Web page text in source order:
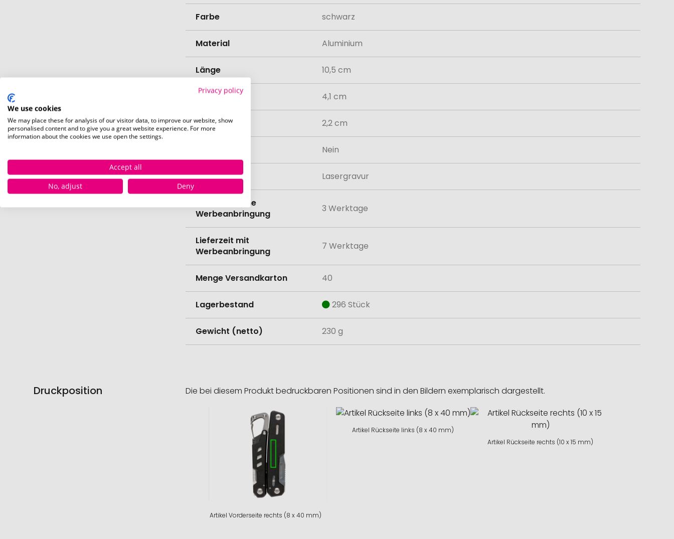
Farbe schwarz
Material Aluminium
Länge 10,5 cm
Breite 4,1 cm
Höhe 2,2 cm
Nein
Veredelung Lasergravur
Lieferzeit ohne
Werbeanbringung
3 Werktage
Lieferzeit mit
Werbeanbringung
7 Werktage
Menge Versandkarton 40
Lagerbestand 296 Stück
Gewicht (netto) 230 g
Druckposition Die bei diesem Produkt bedruckbaren Positionen sind in den Bildern exemplarisch dargestellt.
Artikel Vorderseite rechts (8 x 40 mm)
Artikel Rückseite links (8 x 40 mm)
Artikel Rückseite rechts (10 x 15 mm)
Privacy policy
We use cookies
We may place these for analysis of our visitor data, to improve our website, show
personalised content and to give you a great website experience. For more
information about the cookies we use open the settings.
Accept all
No, adjust
Deny